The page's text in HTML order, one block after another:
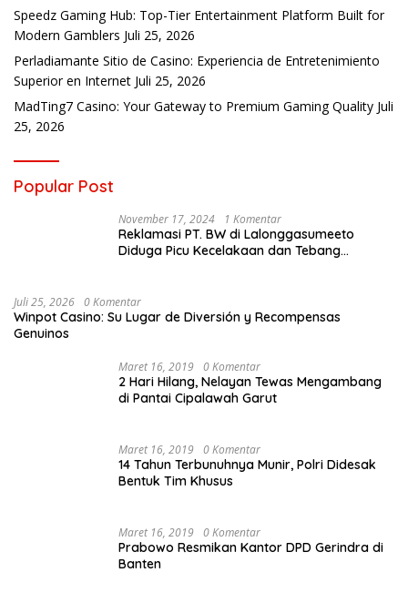
Speedz Gaming Hub: Top-Tier Entertainment Platform Built for
Modern Gamblers Juli 25, 2026
Perladiamante Sitio de Casino: Experiencia de Entretenimiento
Superior en Internet Juli 25, 2026
MadTing7 Casino: Your Gateway to Premium Gaming Quality Juli
25, 2026
Popular Post
November 17, 2024 1 Komentar
Reklamasi PT. BW di Lalonggasumeeto
Diduga Picu Kecelakaan dan Tebang
Juli 25, 2026 0 Komentar
Winpot Casino: Su Lugar de Diversión y Recompensas
Genuinos
Maret 16, 2019 0 Komentar
2 Hari Hilang, Nelayan Tewas Mengambang
di Pantai Cipalawah Garut
Maret 16, 2019 0 Komentar
14 Tahun Terbunuhnya Munir, Polri Didesak
Bentuk Tim Khusus
Maret 16, 2019 0 Komentar
Prabowo Resmikan Kantor DPD Gerindra di
Banten